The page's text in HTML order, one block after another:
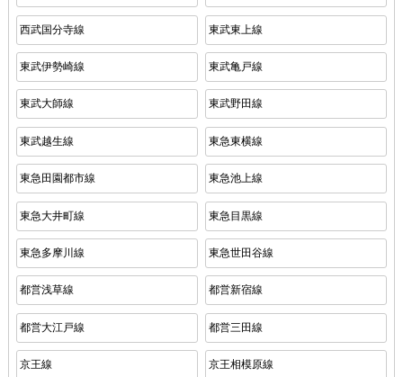
西武国分寺線 東武東上線
東武伊勢崎線 東武亀戸線
東武大師線 東武野田線
東武越生線 東急東横線
東急田園都市線 東急池上線
東急大井町線 東急目黒線
東急多摩川線 東急世田谷線
都営浅草線 都営新宿線
都営大江戸線 都営三田線
京王線 京王相模原線